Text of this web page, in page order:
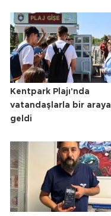
Kentpark Plajı'nda
vatandaşlarla bir araya
geldi